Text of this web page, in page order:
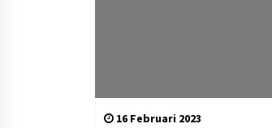
16 Februari 2023